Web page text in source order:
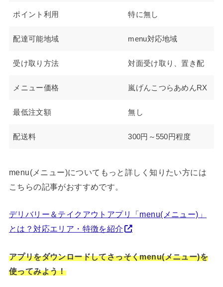
ポイント利用 特に無し
配達可能地域 menu対応地域
受け取り方法 対面受け取り、置き配
メニュー価格 嵐げんこつらあめんRX
最低注文額 無し
配送料 300円～550円程度
menu(メニュー)についてもっと詳しく知りたい方には
こちらの記事がおすすめです。
デリバリー＆テイクアウトアプリ「menu(メニュー)」
とは？対応エリア・特徴を紹介
アプリをダウンロードしてさっそくmenu(メニュー)を
使ってみよう！